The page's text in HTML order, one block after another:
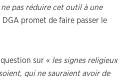
pas réduire cet outil à une
DGA promet de faire passer le
sur « les signes religieux
qui ne sauraient avoir de